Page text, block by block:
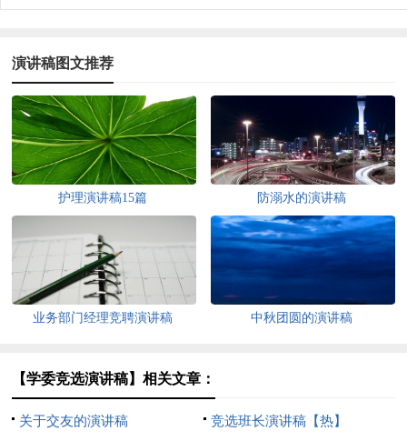
演讲稿图文推荐
护理演讲稿15篇 防溺水的演讲稿
业务部门经理竞聘演讲稿 中秋团圆的演讲稿
【学委竞选演讲稿】相关文章：
关于交友的演讲稿 竞选班长演讲稿【热】